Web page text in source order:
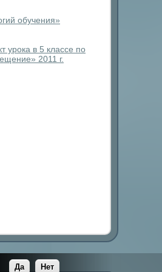
обучения»
урока в 5 классе по
2011 г.
Да Нет